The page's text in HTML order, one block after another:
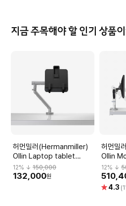
지금 주목해야 할 인기 상품
허먼밀러(Hermanmiller)
Ollin Laptop tablet
mount_Black
12% ↓ 150,000
132,000원
허먼밀
Ollin
모니터
12% ↓
별 4.3